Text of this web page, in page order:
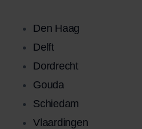
Den Haag
Delft
Dordrecht
Gouda
Schiedam
Vlaardingen